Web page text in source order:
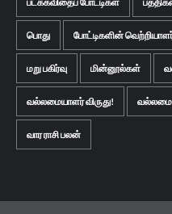
பொது போட்டிகளின்
மறு பகிர்வு மின்னூல்கள்
வல்லமையாளர் விருது!
வார ராசி பலன்